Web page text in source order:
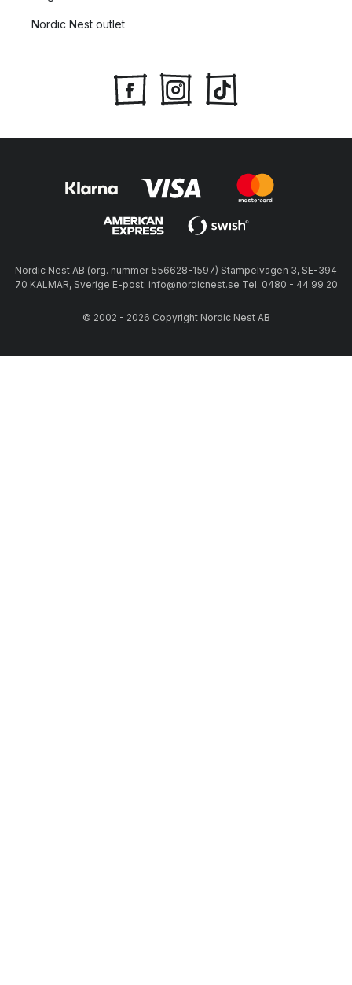
Nordic Nest outlet
Nordic Nest AB (org. nummer 556628-1597) Stämpelvägen 3, SE-394
70 KALMAR, Sverige E-post: info@nordicnest.se Tel. 0480 - 44 99 20
© 2002 - 2026 Copyright Nordic Nest AB